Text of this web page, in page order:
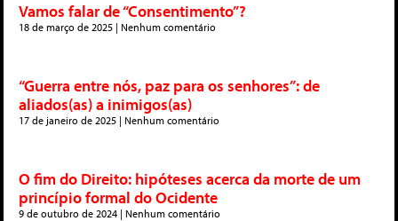
Vamos falar de “Consentimento”?
18 de março de 2025 Nenhum comentário
“Guerra entre nós, paz para os senhores”: de
aliados(as) a inimigos(as)
17 de janeiro de 2025 Nenhum comentário
O fim do Direito: hipóteses acerca da morte de um
princípio formal do Ocidente
9 de outubro de 2024 Nenhum comentário